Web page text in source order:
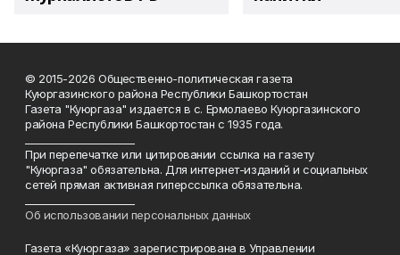
© 2015-2026 Общественно-политическая газета
Куюргазинского района Республики Башкортостан
Газета "Куюргаза" издается в с. Ермолаево Куюргазинского
района Республики Башкортостан с 1935 года.
При перепечатке или цитировании ссылка на газету
"Куюргаза" обязательна. Для интернет-изданий и социальных
сетей прямая активная гиперссылка обязательна.
Об использовании персональных данных
Газета «Куюргаза» зарегистрирована в Управлении